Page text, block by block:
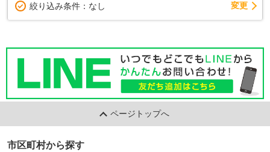
絞り込み条件： なし 変更
ページトップへ
市区町村から探す